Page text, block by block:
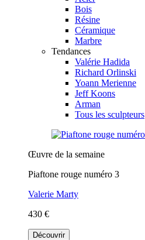
Bois
Résine
Céramique
Marbre
Tendances
Valérie Hadida
Richard Orlinski
Yoann Merienne
Jeff Koons
Arman
Tous les sculpteurs
Œuvre de la semaine
Piaftone rouge numéro 3
Valerie Marty
430 €
Découvrir